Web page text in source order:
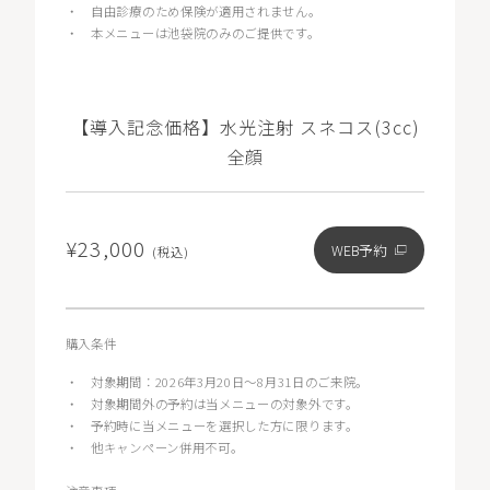
・
自由診療のため保険が適用されません。
・本メニューは池袋院のみのご提供です。
【導入記念価格】水光注射 スネコス(3cc)
全顔
¥23,000 (税込) WEB予約
購入条件
・ 対象期間：2026年3月20日〜8月31日のご来院。
・ 対象期間外の予約は当メニューの対象外です。
・予約時に当メニューを選択した方に限ります。
・他キャンペーン併用不可。